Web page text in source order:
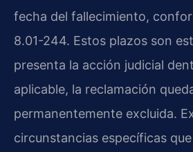
fecha del fallecimiento,
8.01-244. Estos plazos son
presenta la acción judicial
aplicable, la reclamación
permanentemente excluida.
circunstancias específicas